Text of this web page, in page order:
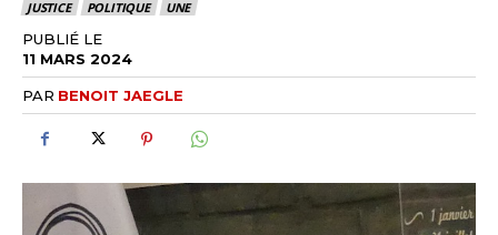
JUSTICE POLITIQUE UNE
PUBLIÉ LE
11 MARS 2024
PAR BENOIT JAEGLE